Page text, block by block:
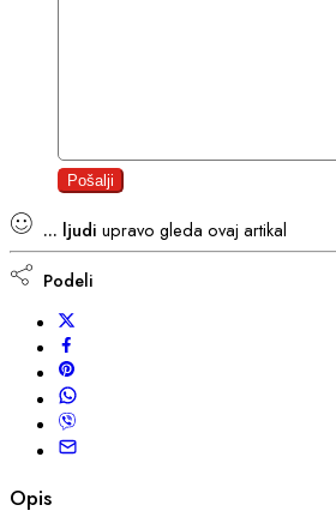
... ljudi upravo gleda ovaj artikal
Podeli
Opis